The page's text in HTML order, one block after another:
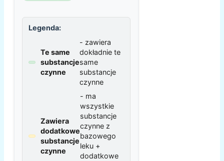
Legenda:
Te same
substancje
czynne
- zawiera
dokładnie te
same
substancje
czynne
Zawiera
dodatkowe
substancje
czynne
- ma
wszystkie
substancje
czynne z
bazowego
leku +
dodatkowe